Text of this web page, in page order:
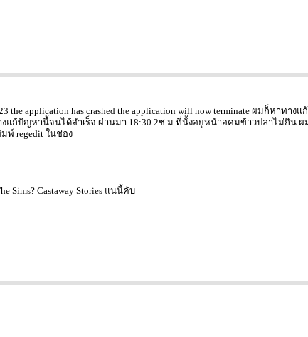
application has crashed the application will now terminate ผมก็หาทาง
แก้ปัญหานี้จนได้สำเร็จ ผ่านมา 18:30 2ช.ม ที่นั้งอยู่หน้าอคมข้าวปลาไม่กิน
พ์ regedit ในช่อง
Sims? Castaway Stories แน่นี้คับ